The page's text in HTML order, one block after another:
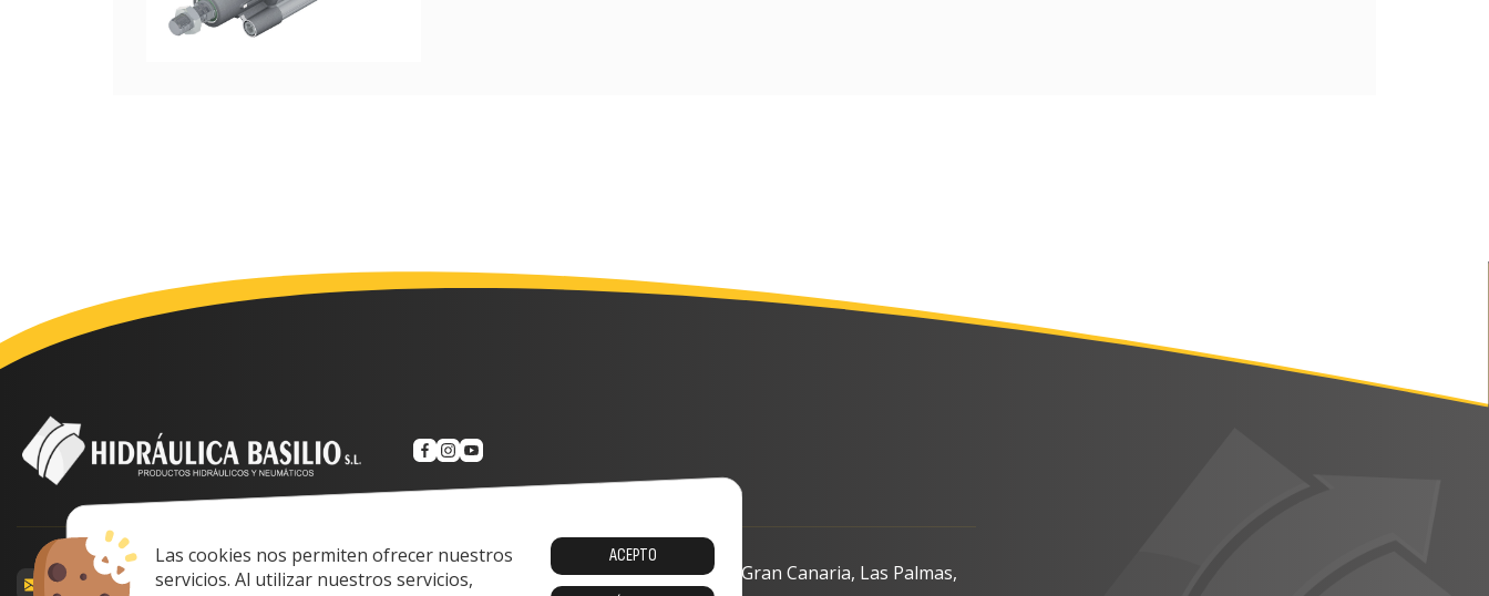
Las cookies nos permiten ofrecer nuestros
servicios. Al utilizar nuestros servicios,
ACEPTO
comercial@hidraulicabasilio.com
Calle Prof. Lozano, 13-15, 35008 Las Palmas de Gran Canaria, Las Palmas,